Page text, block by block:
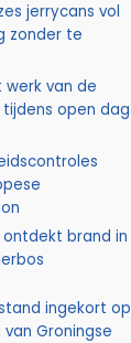
jerrycans vol
zonder te
van de
open dag
brand in
ingekort op
Groningse